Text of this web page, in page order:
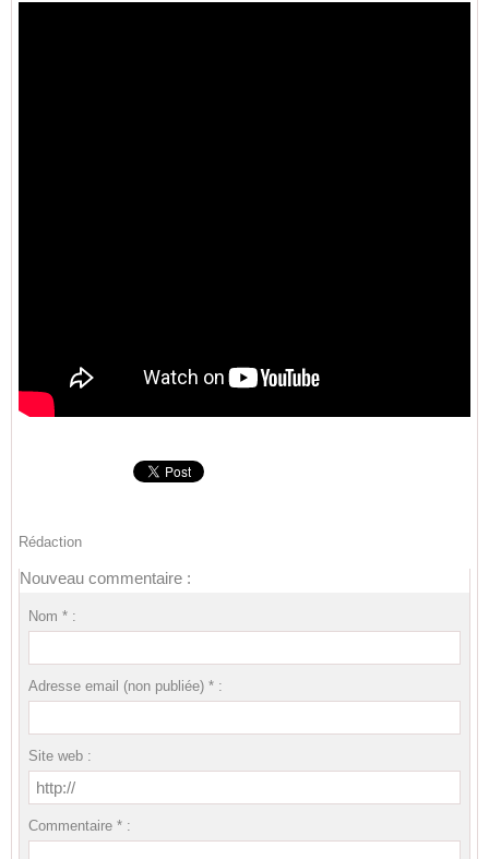
Rédaction
Nouveau commentaire :
Nom * :
Adresse email (non publiée) * :
Site web :
Commentaire * :